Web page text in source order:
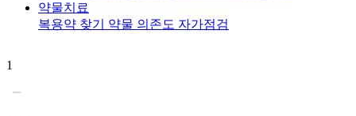
약물치료
복용약 찾기 약물 의존도 자가점검
1